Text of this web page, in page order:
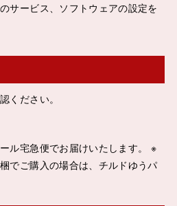
サービス、ソフトウェアの設定を
ください。
ル宅急便でお届けいたします。 ※
でご購入の場合は、チルドゆうパ